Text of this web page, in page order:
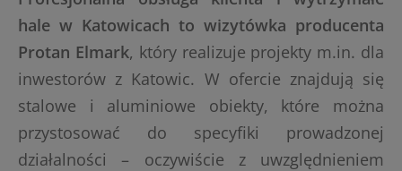
hale w Katowicach to wizytówka producenta
Protan Elmark, który realizuje projekty m.in. dla
inwestorów z Katowic. W ofercie znajdują się
stalowe i aluminiowe obiekty, które można
przystosować do specyfiki prowadzonej
działalności – oczywiście z uwzględnieniem